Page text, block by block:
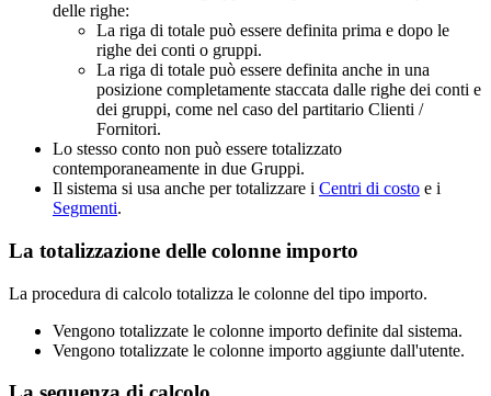
delle righe:
La riga di totale può essere definita prima e dopo le
righe dei conti o gruppi.
La riga di totale può essere definita anche in una
posizione completamente staccata dalle righe dei conti e
dei gruppi, come nel caso del partitario Clienti /
Fornitori.
Lo stesso conto non può essere totalizzato
contemporaneamente in due Gruppi.
Il sistema si usa anche per totalizzare i Centri di costo e i
Segmenti.
La totalizzazione delle colonne importo
La procedura di calcolo totalizza le colonne del tipo importo.
Vengono totalizzate le colonne importo definite dal sistema.
Vengono totalizzate le colonne importo aggiunte dall'utente.